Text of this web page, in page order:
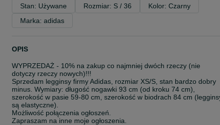
Stan: Używane Rozmiar: S / 36
Kolor: Czarny
Marka: adidas
OPIS
WYPRZEDAŻ - 10% na zakup co najmniej dwóch rzeczy (nie
dotyczy rzeczy nowych)!!!
Sprzedam legginsy firmy Adidas, rozmiar XS/S, stan bardzo dobry
minus. Wymiary: długość nogawki 93 cm (od kroku 74 cm),
szerokość w pasie 59-80 cm, szerokość w biodrach 84 cm
są elastyczne).
Możliwość połączenia ogłoszeń.
Zapraszam na inne moje ogłoszenia.